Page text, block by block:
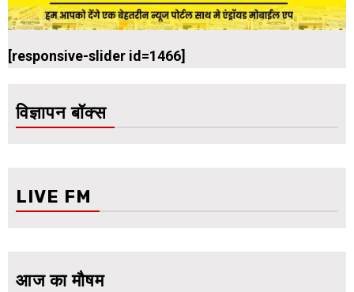
[responsive-slider id=1466]
विज्ञापन बॉक्स
LIVE FM
आज का मौषम